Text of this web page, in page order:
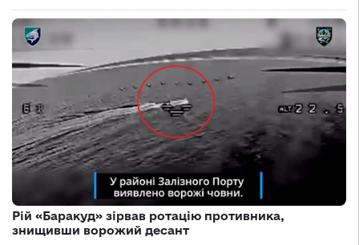
Рій «Баракуд» зірвав ротацію противника,
знищивши ворожий десант